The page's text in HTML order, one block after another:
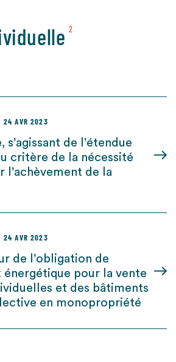
2
24 AVR 2023
s’agissant de l’étendue
critère de la nécessité
l’achèvement de la
24 AVR 2023
de l’obligation de
énergétique pour la vente
et des bâtiments
en monopropriété